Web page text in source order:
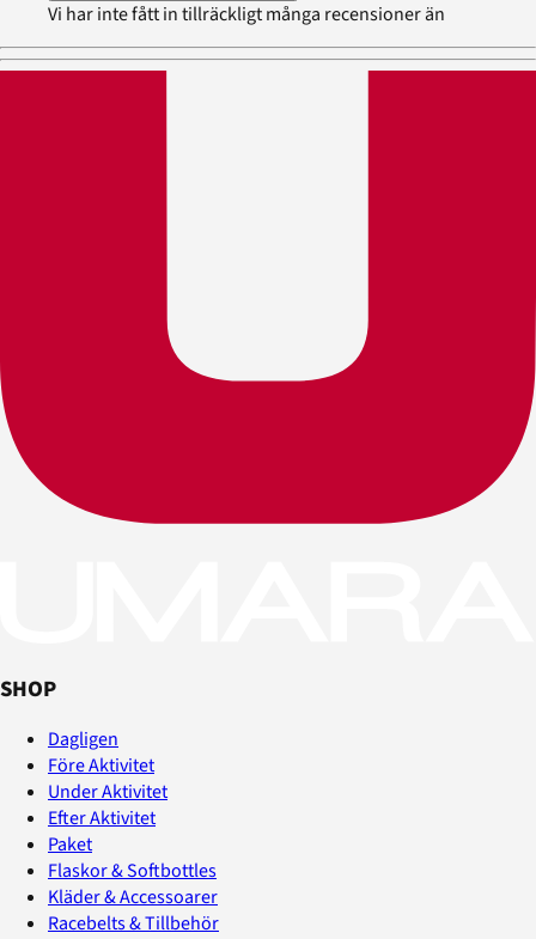
Vi har inte fått in tillräckligt många recensioner än
SHOP
Dagligen
Före Aktivitet
Under Aktivitet
Efter Aktivitet
Paket
Flaskor & Softbottles
Kläder & Accessoarer
Racebelts & Tillbehör